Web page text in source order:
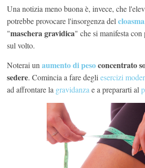
Una notizia meno buona è, invece, che
potrebbe provocare l'insorgenza del cloasma
"maschera gravidica" che si manifesta
sul volto.
Noterai un aumento di pesoconcentrato
sedere. Comincia a fare degli esercizi
ad affrontare la gravidanza e a prepararti al